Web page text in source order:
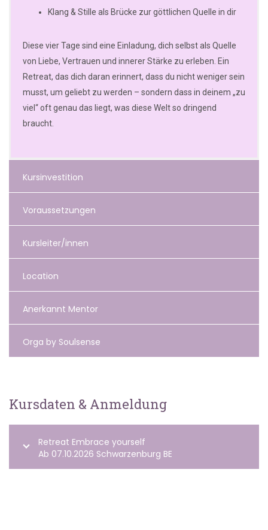
Klang & Stille als Brücke zur göttlichen Quelle in dir
Diese vier Tage sind eine Einladung, dich selbst als Quelle
von Liebe, Vertrauen und innerer Stärke zu erleben. Ein
Retreat, das dich daran erinnert, dass du nicht weniger sein
musst, um geliebt zu werden – sondern dass in deinem „zu
viel“ oft genau das liegt, was diese Welt so dringend
braucht.
Kursinvestition
Voraussetzungen
Kursleiter/innen
Location
Anerkannt Mentor
Orga by Soulsense
Kursdaten & Anmeldung
Retreat Embrace yourself
Ab 07.10.2026 Schwarzenburg BE